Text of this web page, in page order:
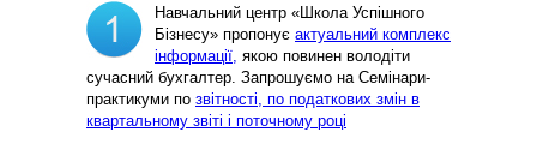
Навчальний центр «Школа Успішного
Бізнесу» пропонує актуальний комплекс
інформації, якою повинен володіти
сучасний бухгалтер. Запрошуємо на Семінари-
практикуми по звітності, по податкових змін в
квартальному звіті і поточному році